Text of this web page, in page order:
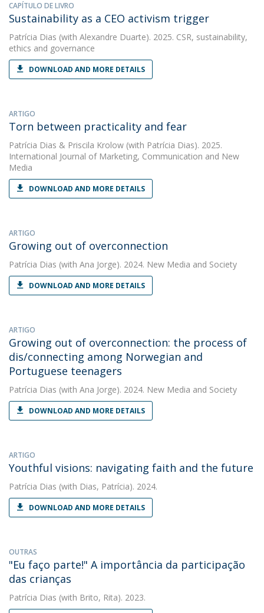
CAPÍTULO DE LIVRO
Sustainability as a CEO activism trigger
Patrícia Dias (with Alexandre Duarte). 2025. CSR, sustainability,
ethics and governance
DOWNLOAD AND MORE DETAILS
ARTIGO
Torn between practicality and fear
Patrícia Dias & Priscila Krolow (with Patrícia Dias). 2025.
International Journal of Marketing, Communication and New
Media
DOWNLOAD AND MORE DETAILS
ARTIGO
Growing out of overconnection
Patrícia Dias (with Ana Jorge). 2024. New Media and Society
DOWNLOAD AND MORE DETAILS
ARTIGO
Growing out of overconnection: the process of
dis/connecting among Norwegian and
Portuguese teenagers
Patrícia Dias (with Ana Jorge). 2024. New Media and Society
DOWNLOAD AND MORE DETAILS
ARTIGO
Youthful visions: navigating faith and the future
Patrícia Dias (with Dias, Patrícia). 2024.
DOWNLOAD AND MORE DETAILS
OUTRAS
"Eu faço parte!" A importância da participação
das crianças
Patrícia Dias (with Brito, Rita). 2023.